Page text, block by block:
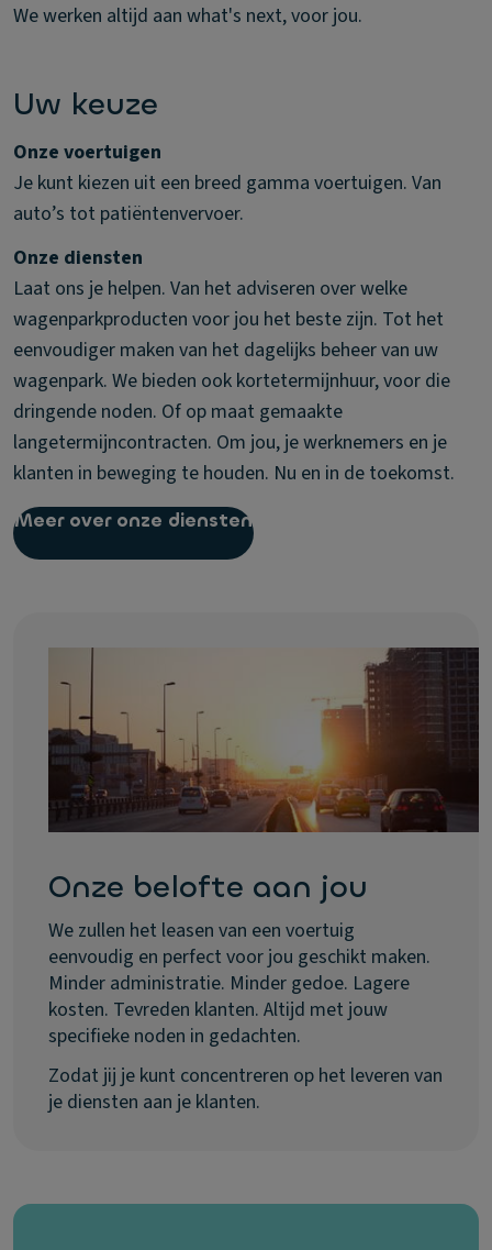
We werken altijd aan what's next, voor jou.
Uw keuze
Onze voertuigen
Je kunt kiezen uit een breed gamma voertuigen. Van
auto’s tot patiëntenvervoer.
Onze diensten
Laat ons je helpen. Van het adviseren over welke
wagenparkproducten voor jou het beste zijn. Tot het
eenvoudiger maken van het dagelijks beheer van uw
wagenpark. We bieden ook kortetermijnhuur, voor die
dringende noden. Of op maat gemaakte
langetermijncontracten. Om jou, je werknemers en je
klanten in beweging te houden. Nu en in de toekomst.
Meer over onze diensten
Onze belofte aan jou
We zullen het leasen van een voertuig
eenvoudig en perfect voor jou geschikt maken.
Minder administratie. Minder gedoe. Lagere
kosten. Tevreden klanten. Altijd met jouw
specifieke noden in gedachten.
Zodat jij je kunt concentreren op het leveren van
je diensten aan je klanten.